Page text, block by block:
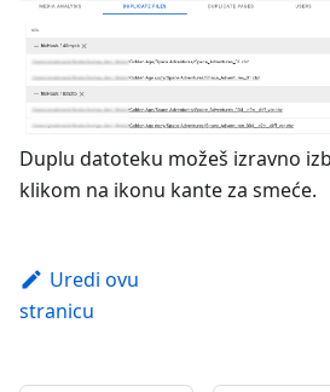
Duplu datoteku možeš izravno
klikom na ikonu kante za smeće.
Uredi ovu
stranicu